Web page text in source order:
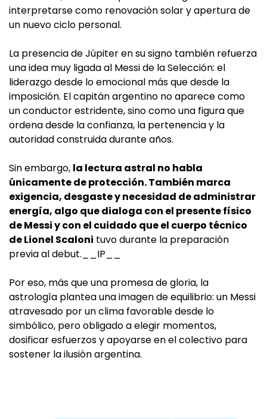
interpretarse como renovación solar y apertura de
un nuevo ciclo personal.
La presencia de Júpiter en su signo también refuerza
una idea muy ligada al Messi de la Selección: el
liderazgo desde lo emocional más que desde la
imposición. El capitán argentino no aparece como
un conductor estridente, sino como una figura que
ordena desde la confianza, la pertenencia y la
autoridad construida durante años.
Sin embargo, la lectura astral no habla
únicamente de protección. También marca
exigencia, desgaste y necesidad de administrar
energía, algo que dialoga con el presente físico
de Messi y con el cuidado que el cuerpo técnico
de Lionel Scaloni tuvo durante la preparación
previa al debut.__IP__
Por eso, más que una promesa de gloria, la
astrología plantea una imagen de equilibrio: un Messi
atravesado por un clima favorable desde lo
simbólico, pero obligado a elegir momentos,
dosificar esfuerzos y apoyarse en el colectivo para
sostener la ilusión argentina.